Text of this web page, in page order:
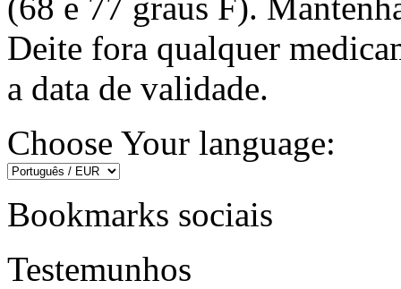
Deite fora qualquer
a data de validade.
Choose Your language:
Bookmarks sociais
Testemunhos